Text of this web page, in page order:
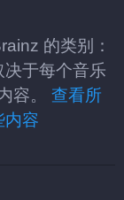
的类别：
于每个音乐
容。 查看所
内容